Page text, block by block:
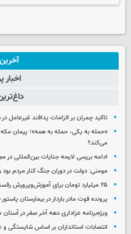
اخبار
تاکید چمران بر الزامات پدافند غیرعامل
«حمله به یکی، حمله به همه»؛ پیمان مکه
می‌کند؟
ادامه بررسی لایحه جنایات بین‌المللی
مومنی: دولت در دوران جنگ کنار مردم بود
۲۵ میلیارد تومان برای آموزش‌وپرورش رفسنجان اختصاص یافت
پرونده فوت مادر باردار در بیمارستان
ویژه‌برنامه عزاداری دهه آخر صفر در
انتصابات استانداران بر اساس